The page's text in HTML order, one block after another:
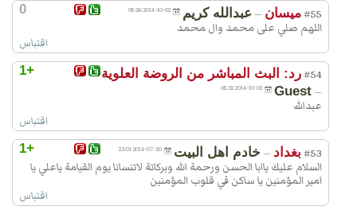
0 #55ميسان — عبدالله كريم 2014-10-02 05:36
اللهم صلي على محمد وال محمد
اقتباس
+1 #54رد: البث المباشر من الروضة العلوية
—
Guest
2014-10-02 05:32
عبدالله
اقتباس
+1 #53 بغداد — خادم اهل البيت 2014-07-20 23:01
السلام عليك ياابا الحسن ورحمة الله وبركاتة لاتنسانا يوم القيامة ياعلي يا
امير المؤمنين يا ساكن في قلوب المؤمنين
اقتباس